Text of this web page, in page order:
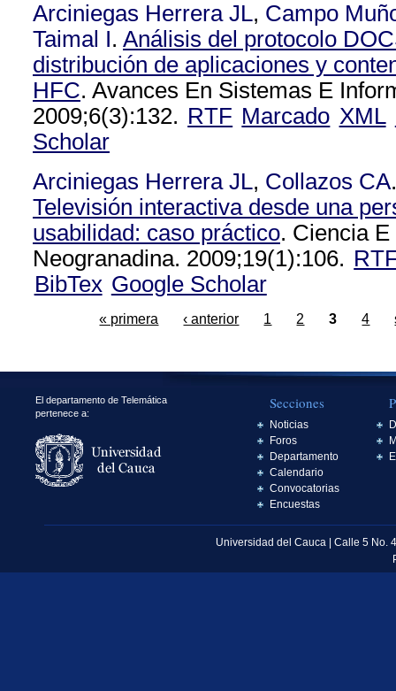
Arciniegas Herrera JL, Campo
Taimal I. Análisis del protocolo
distribución de aplicaciones y
HFC. Avances En Sistemas E
2009;6(3):132. RTF Marcado XML
Scholar
Arciniegas Herrera JL, Collazos CA.
Televisión interactiva desde una
usabilidad: caso práctico. Ciencia
Neogranadina. 2009;19(1):106.
BibTex Google Scholar
« primera ‹ anterior 1 2 3 4
El departamento de Telemática
pertenece a:
Secciones
Noticias
Foros
Departamento
Calendario
Convocatorias
Encuestas
Universidad del Cauca | Calle 5 No.